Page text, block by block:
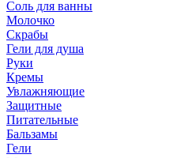
Соль для ванны
Молочко
Скрабы
Гели для душа
Руки
Кремы
Увлажняющие
Защитные
Питательные
Бальзамы
Гели